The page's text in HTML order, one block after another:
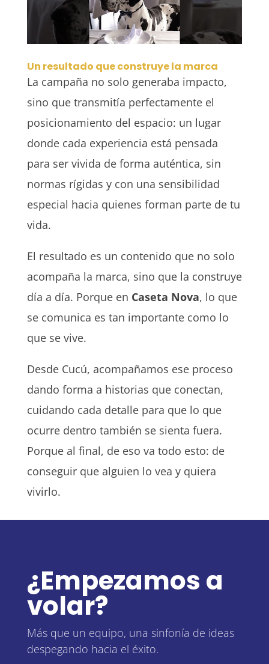
Un resultado que construye la marca
La campaña no solo generaba impacto,
sino que transmitía perfectamente el
posicionamiento del espacio: un lugar
donde cada experiencia está pensada
para ser vivida de forma auténtica, sin
normas rígidas y con una sensibilidad
especial hacia quienes forman parte de tu
vida.
El resultado es un contenido que no solo
acompaña la marca, sino que la construye
día a día. Porque en Caseta Nova, lo que
se comunica es tan importante como lo
que se vive.
Desde Cucú, acompañamos ese proceso
dando forma a historias que conectan,
cuidando cada detalle para que lo que
ocurre dentro también se sienta fuera.
Porque al final, de eso va todo esto: de
conseguir que alguien lo vea y quiera
vivirlo.
¿Empezamos a
volar?
Más que un equipo, una sinfonía de ideas
despegando hacia el éxito.